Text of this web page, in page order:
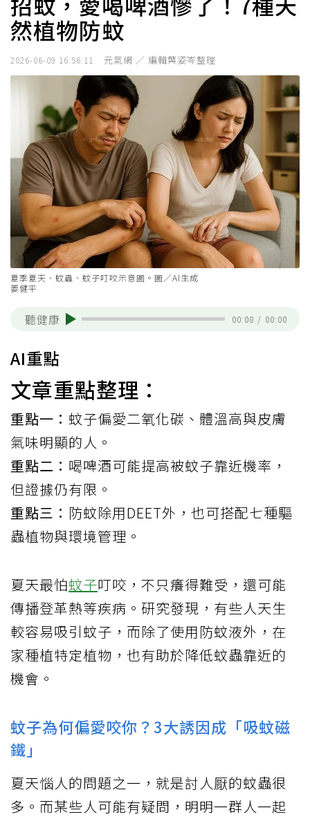
然植物防蚊
2026-06-09 16:56:11 元氣網 ／ 編輯葉姿岑整理
夏季夏天、蚊蟲、蚊子叮咬示意圖。圖／AI生成
姜健平
聽健康 00:00 / 00:00
AI重點
文章重點整理：
重點一： 蚊子偏愛二氧化碳、體溫高與皮膚
氣味明顯的人。
重點二： 喝啤酒可能提高被蚊子靠近機率，
但證據仍有限。
重點三： 防蚊除用DEET外，也可搭配七種驅
蟲植物與環境管理。
夏天最怕蚊子叮咬，不只癢得難受，還可能
傳播登革熱等疾病。研究發現，有些人天生
較容易吸引蚊子，而除了使用防蚊液外，在
家種植特定植物，也有助於降低蚊蟲靠近的
機會。
蚊子為何偏愛咬你？3大誘因成「吸蚊磁
鐵」
夏天惱人的問題之一，就是討人厭的蚊蟲很
多。而某些人可能有疑問，明明一群人一起